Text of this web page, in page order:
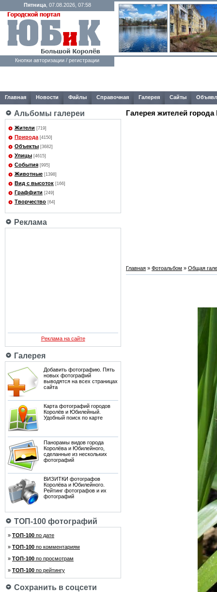
Пятница, 07.08.2026, 07:58
Кнопки авторизации / регистрации
Главная Новости Файлы Справочная Галерея Сайты
Альбомы галереи
Жители [719]
Природа [4150]
Объекты [3682]
Улицы [4615]
События [995]
Животные [1398]
Вид с высоток [166]
Граффити [249]
Творчество [64]
Реклама
Реклама на сайте
Галерея
Добавить фотографию. Пять
новых фотографий
выводятся на всех страницах
сайта
Карта фотографий городов
Королёв и Юбилейный.
Удобный поиск по карте
Панорамы видов города
Королёва и Юбилейного,
сделанные из нескольких
фотографий
ВИЗИТКИ фотографов
Королёва и Юбилейного.
Рейтинг фотографов и их
фотографий
ТОП-100 фотографий
» ТОП-100 по дате
» ТОП-100 по комментариям
» ТОП-100 по просмотрам
» ТОП-100 по рейтингу
Сохранить в соцсети
Галерея жителей города
Главная » Фотоальбом » Общая